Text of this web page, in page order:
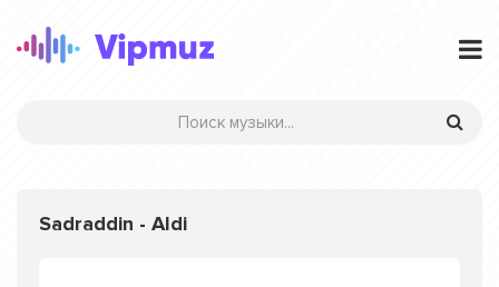
Sadraddin - Aldi